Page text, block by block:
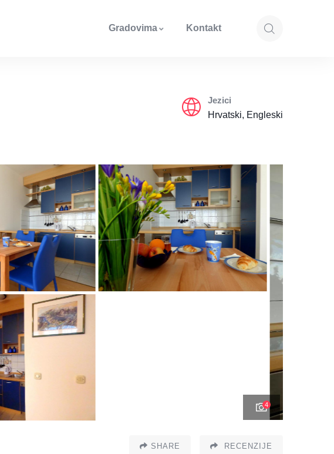
Gradovima Kontakt
Jezici
Hrvatski, Engleski
4
SHARE RECENZIJE